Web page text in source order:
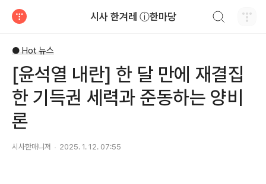
시사 한겨레 ⓘ한마당
● Hot 뉴스
[윤석열 내란] 한 달 만에 재결집
한 기득권 세력과 준동하는 양비
론
시사한매니져 2025. 1. 12. 07:55